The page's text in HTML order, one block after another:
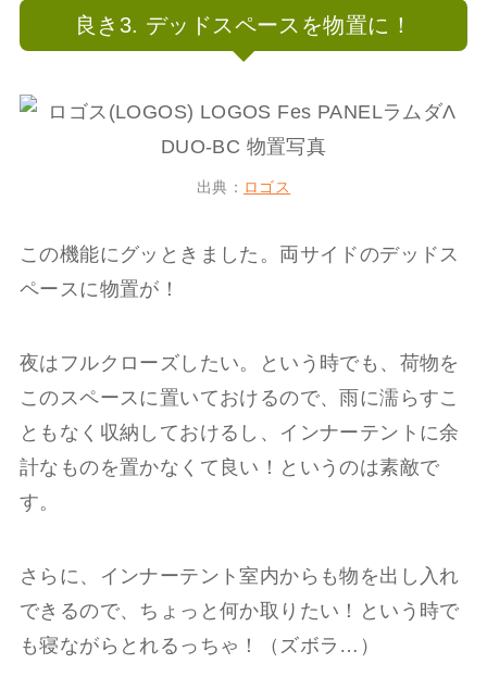
良き3. デッドスペースを物置に！
出典： ロゴス
この機能にグッときました。両サイドのデッドス
ペースに物置が！
夜はフルクローズしたい。という時でも、荷物を
このスペースに置いておけるので、雨に濡らすこ
ともなく収納しておけるし、インナーテントに余
計なものを置かなくて良い！というのは素敵で
す。
さらに、インナーテント室内からも物を出し入れ
できるので、ちょっと何か取りたい！という時で
も寝ながらとれるっちゃ！（ズボラ…）